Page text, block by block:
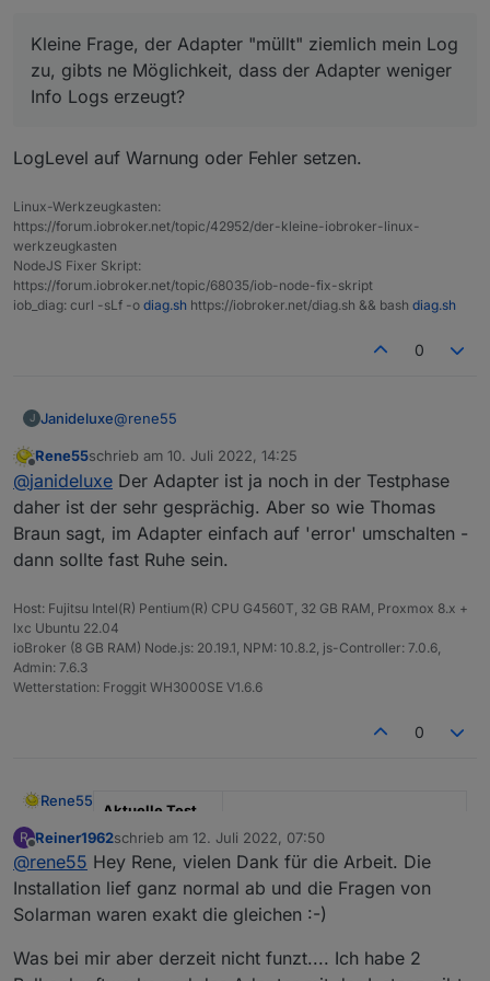
komplette Verzeichnisse ausgeblendet bzw. gelöscht
werden können. Dazu gibt es jetzt einen neuen Tab
"Systemmodule". Hier werden nach dem Start des
Adapters die von der Cloud auslesbaren Module
entscheiden, ob die Module interessant sind oder
Als letzte Neuerung ist hinzugekommen, dass
ausgewählte Datenpunkte auf Null gesetzt werden
können. Es mag für verschiedene Dashboards oder
übermittelter Wert) angezeigt werden. Das kann man
entsprechend dem eigenen Anspruch anpassen.
Für Fragen und Anregungen habe ich immer ein
offenes Ohr. Bin mal gespannt, wie viele User diesen
Adapter einsetzen werden.
Kleine Frage, der Adapter "müllt" ziemlich mein Log
zu, gibts ne Möglichkeit, dass der Adapter weniger
Info Logs erzeugt?
LogLevel auf Warnung oder Fehler setzen.
Linux-Werkzeugkasten:
https://forum.iobroker.net/topic/42952/der-kleine-iobroker-linux-
werkzeugkasten
NodeJS Fixer Skript:
https://forum.iobroker.net/topic/68035/iob-node-fix-skript
iob_diag: curl -sLf -o diag.sh https://iobroker.net/diag.sh && bash diag.sh
0
J Janideluxe@rene55
erstmal vielen Dank für den coolen Adapter. Unser
Bosswerk Wechselrichter läuft nun auch damit.
Kleine Frage, der Adapter "müllt" ziemlich mein Log
zu, gibts ne Möglichkeit, dass der Adapter weniger
Info Logs erzeugt?
Offline
Rene55schrieb am 10. Juli 2022, 14:25
zuletzt editiert von
@janideluxe Der Adapter ist ja noch in der Testphase
daher ist der sehr gesprächig. Aber so wie Thomas
Braun sagt, im Adapter einfach auf 'error' umschalten -
dann sollte fast Ruhe sein.
Host: Fujitsu Intel(R) Pentium(R) CPU G4560T, 32 GB RAM, Proxmox 8.x +
lxc Ubuntu 22.04
ioBroker (8 GB RAM) Node.js: 20.19.1, NPM: 10.8.2, js-Controller: 7.0.6,
Admin: 7.6.3
Wetterstation: Froggit WH3000SE V1.6.6
0
Rene55
Aktuelle Test
Version
0.5.1
Veröffentlichun
gsdatum
23.06.2022
https://github.com/raschy/ioBrok
er.solarmanpv
R
Offline
Reiner1962schrieb am 12. Juli 2022, 07:50
zuletzt editiert von
@rene55 Hey Rene, vielen Dank für die Arbeit. Die
Installation lief ganz normal ab und die Fragen von
Solarman waren exakt die gleichen :-)
Was bei mir aber derzeit nicht funzt.... Ich habe 2